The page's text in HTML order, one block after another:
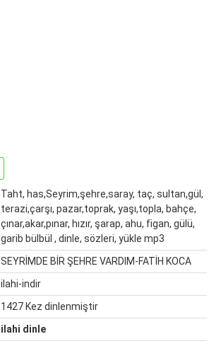
Taht, has,Seyrim,şehre,saray, taç, sultan,gül,
terazi,çarşı, pazar,toprak, yaşı,topla, bahçe,
çınar,akar,pınar, hızır, şarap, ahu, figan, gülü,
garib bülbül , dinle, sözleri, yükle mp3
SEYRİMDE BİR ŞEHRE VARDIM-FATİH KOCA
ilahi-indir
1427 Kez dinlenmiştir
ilahi dinle